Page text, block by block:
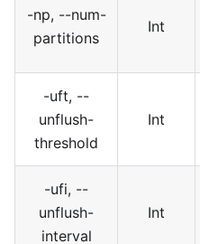
-np, --num-
partitions
Int
-uft, --
unflush-
threshold
Int
-ufi, --
unflush-
interval
Int